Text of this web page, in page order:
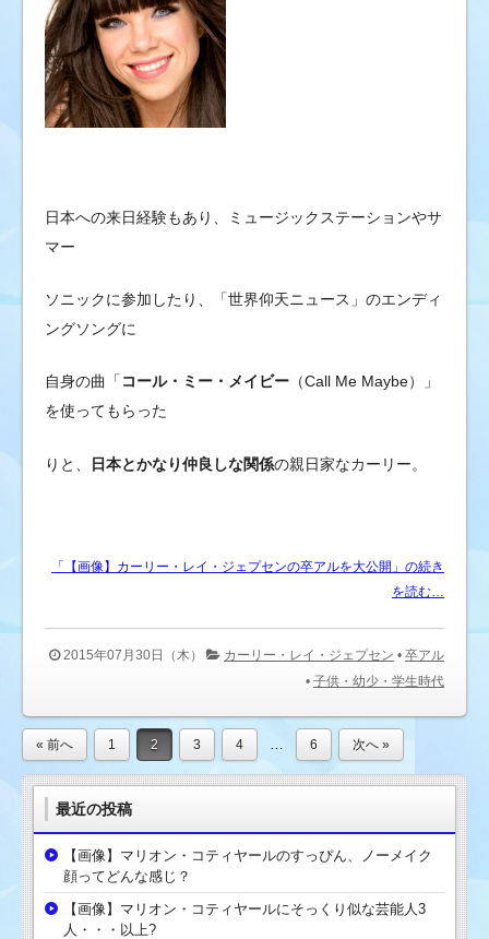
日本への来日経験もあり、ミュージックステーションやサ
マー
ソニックに参加したり、「世界仰天ニュース」のエンディ
ングソングに
自身の曲「 コール・ミー・メイビー （Call Me Maybe）」
を使ってもらった
りと、 日本とかなり仲良しな関係の親日家なカーリー。
「【画像】カーリー・レイ・ジェプセンの卒アルを大公開」の続き
を読む…
2015年07月30日（木） カーリー・レイ・ジェプセン • 卒アル
• 子供・幼少・学生時代
« 前へ 1 2 3 4 6 次へ »
最近の投稿
【画像】マリオン・コティヤールのすっぴん、ノーメイク
顔ってどんな感じ？
【画像】マリオン・コティヤールにそっくり似な芸能人3
人・・・以上?